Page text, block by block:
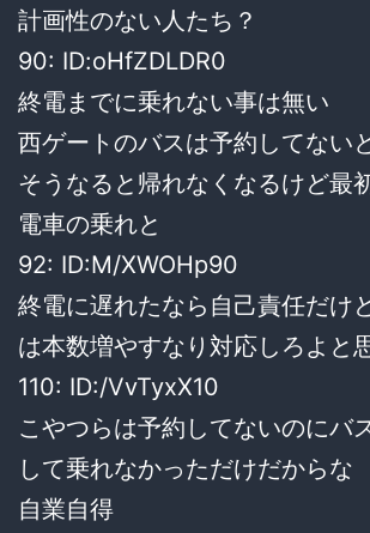
計画性のない人たち？
90: ID:oHfZDLDR0
終電までに乗れない事は無い
西ゲートのバスは予約してない
そうなると帰れなくなるけど最
電車の乗れと
92: ID:M/XWOHp90
終電に遅れたなら自己責任だけ
は本数増やすなり対応しろよと
110: ID:/VvTyxX10
こやつらは予約してないのにバ
して乗れなかっただけだからな
自業自得